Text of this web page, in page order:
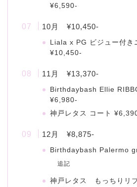
¥6,590-
10月 ¥10,450-
Liala x PG ビジュー付き
¥10,450-
11月 ¥13,370-
Birthdaybash Ellie
¥6,980-
神戸レタス コート
12月 ¥8,875-
Birthdaybash Palermo
追記
神戸レタス もっちりリ